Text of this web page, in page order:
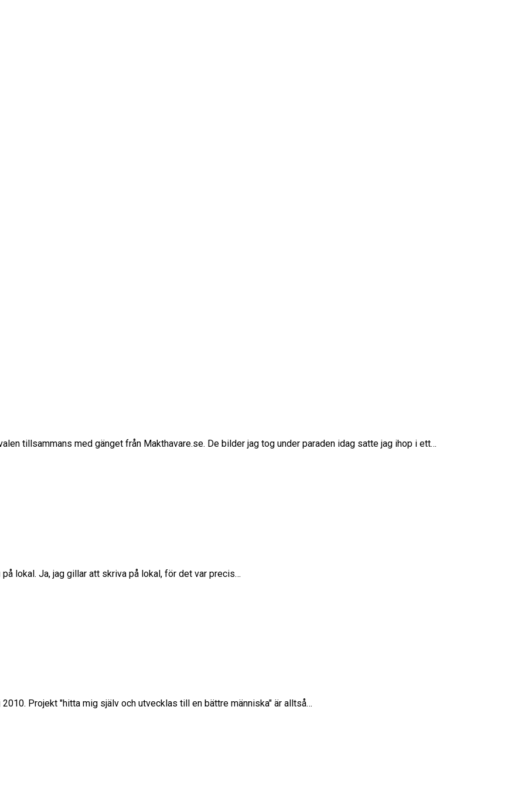
tillsammans med gänget från Makthavare.se. De bilder jag tog under paraden idag satte jag ihop i ett…
lokal. Ja, jag gillar att skriva på lokal, för det var precis…
Projekt "hitta mig själv och utvecklas till en bättre människa" är alltså…